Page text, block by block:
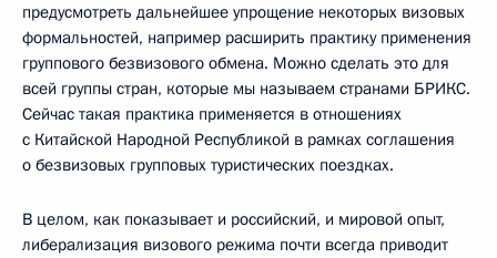
предусмотреть дальнейшее упрощение некоторых визовых
формальностей, например расширить практику применения
группового безвизового обмена. Можно сделать это для
всей группы стран, которые мы называем странами БРИКС.
Сейчас такая практика применяется в отношениях
с Китайской Народной Республикой в рамках соглашения
о безвизовых групповых туристических поездках.
В целом, как показывает и российский, и мировой опыт,
либерализация визового режима почти всегда приводит